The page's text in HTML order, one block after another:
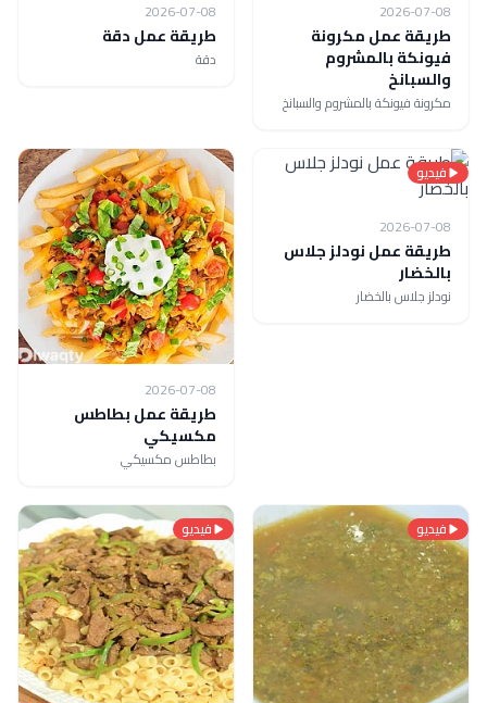
2026-07-08
طريقة عمل مكرونة
فيونكة بالمشروم
والسبانخ
مكرونة فيونكة بالمشروم والسبانخ
2026-07-08
طريقة عمل دقة
دقة
فيديو
2026-07-08
طريقة عمل نودلز جلاس
بالخضار
نودلز جلاس بالخضار
2026-07-08
طريقة عمل بطاطس
مكسيكي
بطاطس مكسيكي
فيديو فيديو